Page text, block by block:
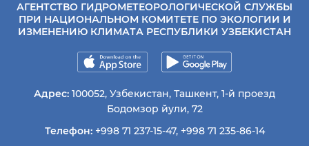
АГЕНТСТВО ГИДРОМЕТЕОРОЛОГИЧЕСКОЙ СЛУЖБЫ
ПРИ НАЦИОНАЛЬНОМ КОМИТЕТЕ ПО ЭКОЛОГИИ И
ИЗМЕНЕНИЮ КЛИМАТА РЕСПУБЛИКИ УЗБЕКИСТАН
Адрес: 100052, Узбекистан, Ташкент, 1-й проезд
Бодомзор йули, 72
Телефон: +998 71 237-15-47, +998 71 235-86-14